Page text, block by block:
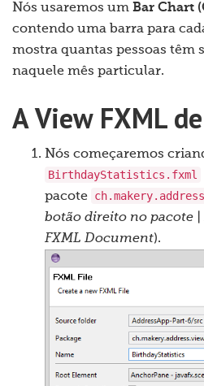
Nós usaremos um Bar Chart
contendo uma barra para
mostra quantas pessoas têm
naquele mês particular.
A View FXML
Nós começaremos
BirthdayStatistics.fxml
pacote
botão direito no pacote
FXML Document).